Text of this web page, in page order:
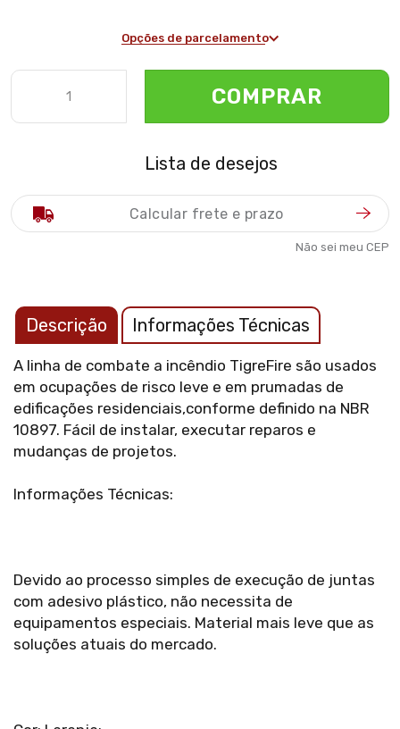
Opções de parcelamento
COMPRAR
Lista de desejos
Não sei meu CEP
Descrição Informações Técnicas
A linha de combate a incêndio TigreFire são usados
em ocupações de risco leve e em prumadas de
edificações residenciais,conforme definido na NBR
10897. Fácil de instalar, executar reparos e
mudanças de projetos.
Informações Técnicas:
Devido ao processo simples de execução de juntas
com adesivo plástico, não necessita de
equipamentos especiais. Material mais leve que as
soluções atuais do mercado.